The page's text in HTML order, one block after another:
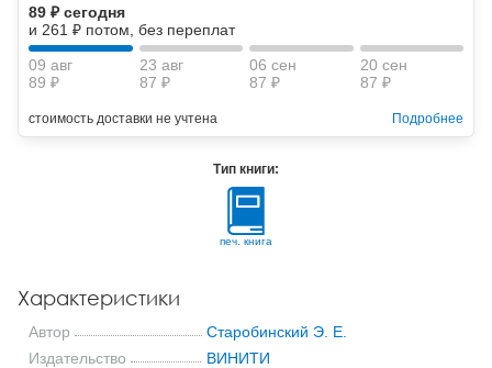
НЛП
89 ₽ сегодня
и 261 ₽ потом, без переплат
09 авг
89 ₽
23 авг
87 ₽
06 сен
87 ₽
20 сен
87 ₽
стоимость доставки не учтена Подробнее
Тип книги:
печ. книга
Характеристики
Автор
Старобинский Э. Е.
Издательство
ВИНИТИ